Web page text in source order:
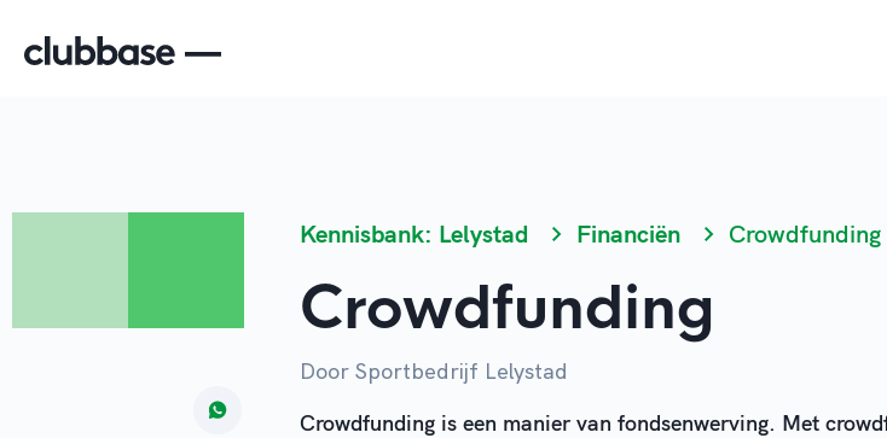
Kennisbank: Lelystad Financiën Crowdfunding
Crowdfunding
Door Sportbedrijf Lelystad
Crowdfunding is een manier van fondsenwerving. Met